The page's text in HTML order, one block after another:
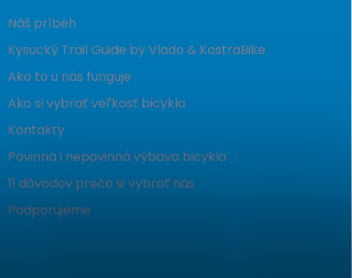
Náš príbeh
Kysucký Trail Guide by Vlado & KostraBike
Ako to u nás funguje
Ako si vybrať veľkosť bicykla
Kontakty
Povinná i nepovinná výbava bicykla
11 dôvodov prečo si vybrať nás
Podporujeme